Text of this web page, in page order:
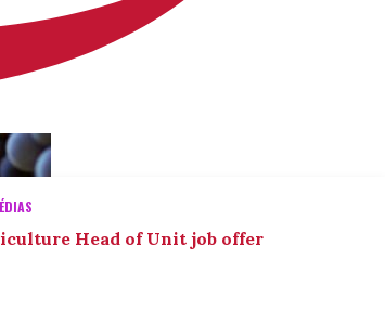
Head of Unit job offer